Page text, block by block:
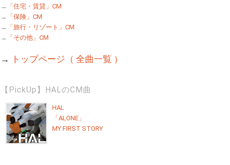
→
「住宅・賃貸」CM
→
「保険」CM
→
「旅行・リゾート」CM
→
「その他」CM
→ トップページ（ 全曲一覧 ）
【PickUp】HALのCM曲
HAL
「ALONE」
MY FIRST STORY